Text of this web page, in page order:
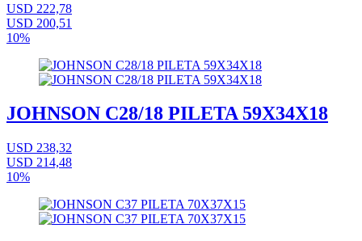
USD 222,78
USD 200,51
10%
JOHNSON C28/18 PILETA 59X34X18
USD 238,32
USD 214,48
10%